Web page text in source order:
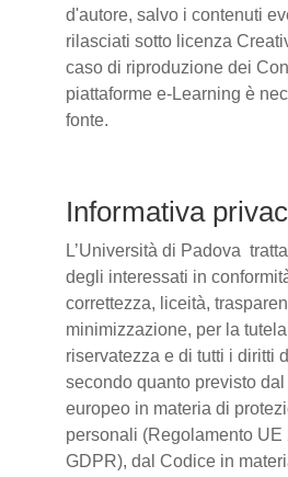
d'autore, salvo i contenuti
rilasciati sotto licenza
caso di riproduzione dei
piattaforme e-Learning è
fonte.
Informativa
L’Università di Padova
degli interessati in
correttezza, liceità,
minimizzazione, per la
riservatezza e di tutti i diritti
secondo quanto previsto
europeo in materia di
personali (Regolamento UE
GDPR), dal Codice in